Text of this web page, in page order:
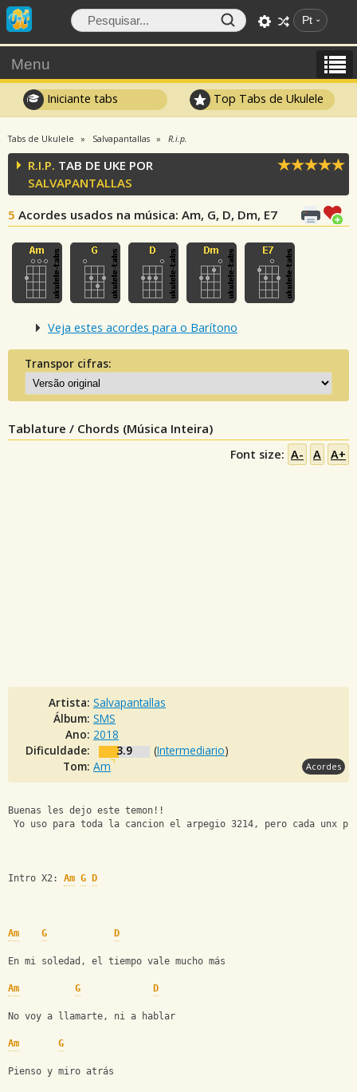
Pt
Menu
Iniciante tabs Top Tabs de Ukulele
Tabs de Ukulele Salvapantallas R.i.p.
R.I.P. TAB DE UKE POR
SALVAPANTALLAS
5 Acordes usados na música: Am, G, D, Dm, E7
Veja estes acordes para o Barítono
Transpor cifras:
Tablature / Chords (Música Inteira)
Font size: A- A A+
Artista: Salvapantallas
Álbum: SMS
Ano: 2018
Dificuldade:
3.9 (Intermediario)
Tom: Am Acordes
Buenas les dejo este temon!!
Yo uso para toda la cancion el arpegio 3214, pero cada unx
Intro X2: Am G D
Am G D
En mi soledad, el tiempo vale mucho más
Am G D
No voy a llamarte, ni a hablar
Am G
Pienso y miro atrás